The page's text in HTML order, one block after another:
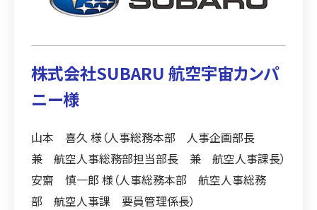
株式会社SUBARU 航空宇宙カンパ
ニー様
山本 喜久 様（人事総務本部 人事企画部長
兼 航空人事総務部担当部長 兼 航空人事課長）
安齋 慎一郎 様（人事総務本部 航空人事総務
部 航空人事課 要員管理係長）